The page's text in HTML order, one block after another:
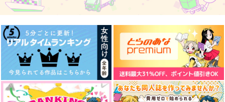
愛とかいろいろあるところ あなたは俺の運命でしょ！！
cloud nine(古川 慎盤)/古川慎
LIMITLESS(初回限定盤)/蒼井
翔太